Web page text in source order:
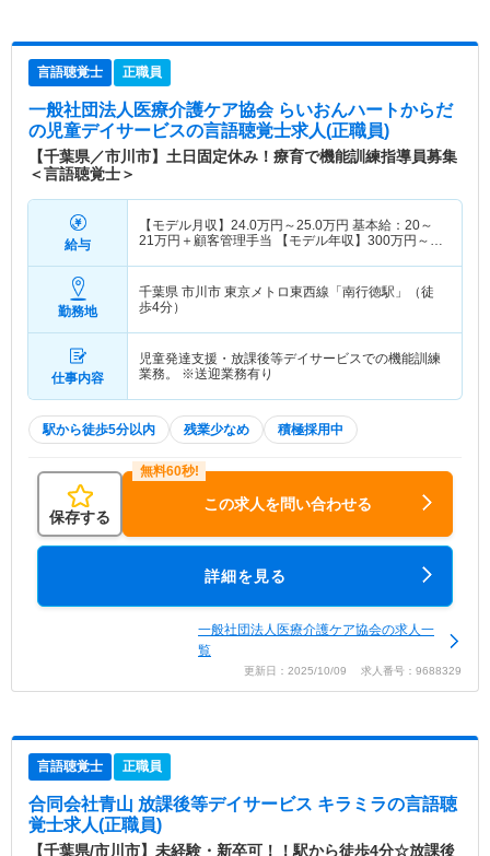
言語聴覚士 正職員
一般社団法人医療介護ケア協会 らいおんハートからだ
の児童デイサービスの言語聴覚士求人(正職員)
【千葉県／市川市】土日固定休み！療育で機能訓練指導員募集
＜言語聴覚士＞
給与
【モデル月収】 24.0万円～25.0万円 基本給：20～
21万円＋顧客管理手当 【モデル年収】 300万円～
勤務地
千葉県 市川市 東京メトロ東西線「南行徳駅」（徒
歩4分）
仕事内容
児童発達支援・放課後等デイサービスでの機能訓練
業務。 ※送迎業務有り
駅から徒歩5分以内 残業少なめ 積極採用中
保存する
この求人を問い合わせる
詳細を見る
一般社団法人医療介護ケア協会の求人一
覧
更新日：2025/10/09 求人番号：9688329
言語聴覚士 正職員
合同会社青山 放課後等デイサービス キラミラの言語聴
覚士求人(正職員)
【千葉県/市川市】未経験・新卒可！！駅から徒歩4分☆放課後